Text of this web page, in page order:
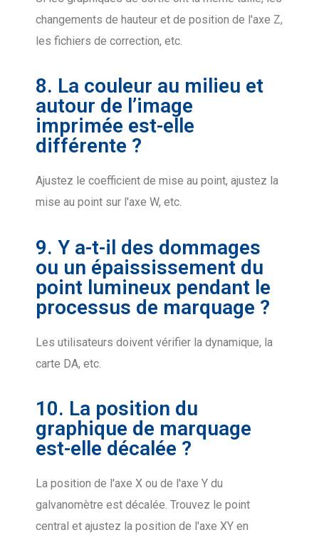
changements de hauteur et de position de l'axe Z,
les fichiers de correction, etc.
8. La couleur au milieu et
autour de l’image
imprimée est-elle
différente ?
Ajustez le coefficient de mise au point, ajustez la
mise au point sur l'axe W, etc.
9. Y a-t-il des dommages
ou un épaississement du
point lumineux pendant le
processus de marquage ?
Les utilisateurs doivent vérifier la dynamique, la
carte DA, etc.
10. La position du
graphique de marquage
est-elle décalée ?
La position de l'axe X ou de l'axe Y du
galvanomètre est décalée. Trouvez le point
central et ajustez la position de l'axe XY en